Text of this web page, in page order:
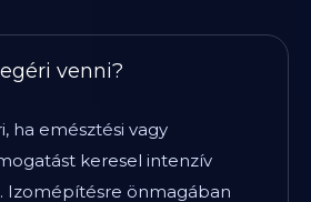
venni?
ha emésztési vagy
keresel intenzív
Izomépítésre önmagában